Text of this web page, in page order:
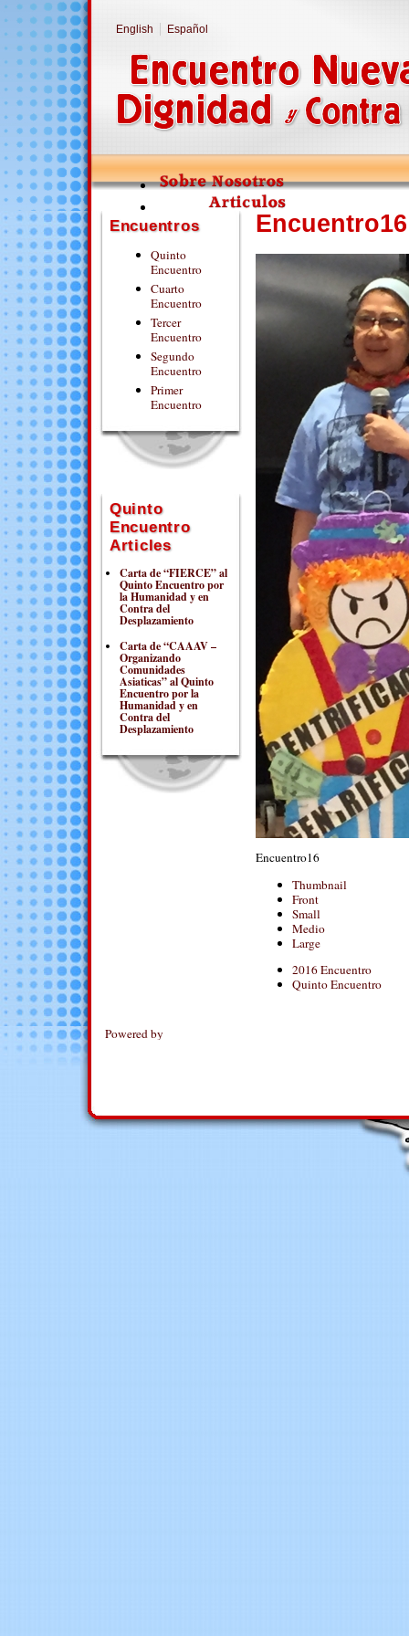
English Español
Encuentros
Quinto
Encuentro
Cuarto
Encuentro
Tercer
Encuentro
Segundo
Encuentro
Primer
Encuentro
Quinto
Encuentro
Articles
Carta de “FIERCE” al
Quinto Encuentro por
la Humanidad y en
Contra del
Desplazamiento
Carta de “CAAAV –
Organizando
Comunidades
Asiaticas” al Quinto
Encuentro por la
Humanidad y en
Contra del
Desplazamiento
Encuentro16
Encuentro16
Thumbnail
Front
Small
Medio
Large
2016 Encuentro
Quinto Encuentro